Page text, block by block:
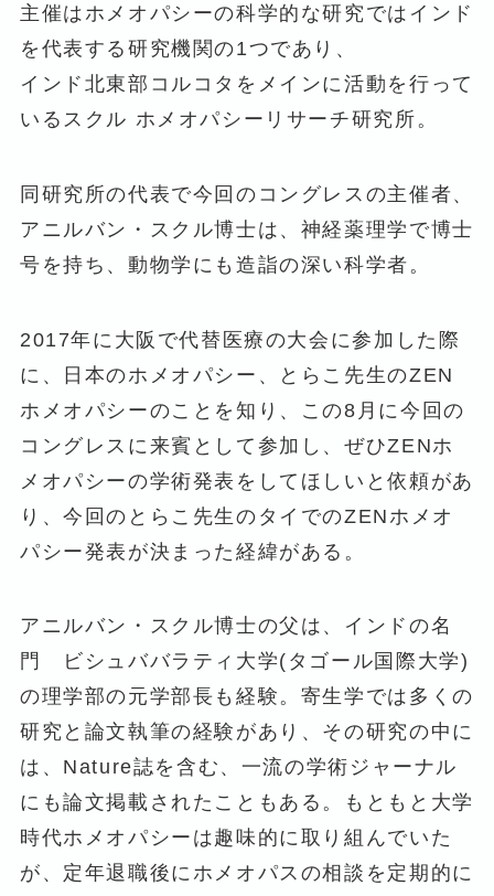
主催はホメオパシーの科学的な研究ではインド
を代表する研究機関の1つであり、
インド北東部コルコタをメインに活動を行って
いるスクル ホメオパシーリサーチ研究所。
同研究所の代表で今回のコングレスの主催者、
アニルバン・スクル博士は、神経薬理学で博士
号を持ち、動物学にも造詣の深い科学者。
2017年に大阪で代替医療の大会に参加した際
に、日本のホメオパシー、とらこ先生のZEN
ホメオパシーのことを知り、この8月に今回の
コングレスに来賓として参加し、ぜひZENホ
メオパシーの学術発表をしてほしいと依頼があ
り、今回のとらこ先生のタイでのZENホメオ
パシー発表が決まった経緯がある。
アニルバン・スクル博士の父は、インドの名
門 ビシュババラティ大学(タゴール国際大学)
の理学部の元学部長も経験。寄生学では多くの
研究と論文執筆の経験があり、その研究の中に
は、Nature誌を含む、一流の学術ジャーナル
にも論文掲載されたこともある。もともと大学
時代ホメオパシーは趣味的に取り組んでいた
が、定年退職後にホメオパスの相談を定期的に